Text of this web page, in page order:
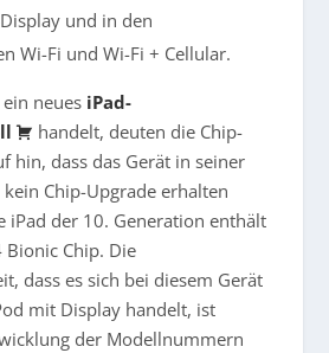
und in den
Wi-Fi und Wi-Fi + Cellular.
neues iPad-
handelt, deuten die Chip-
hin, dass das Gerät in seiner
Chip-Upgrade erhalten
iPad der 10. Generation enthält
Bionic Chip. Die
dass es sich bei diesem Gerät
mit Display handelt, ist
der Modellnummern